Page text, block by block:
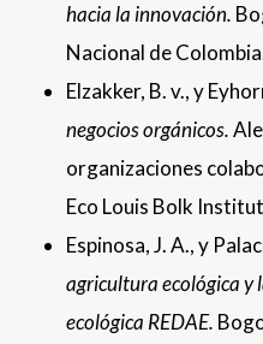
hacia la innovación.
Nacional de
Elzakker, B. v., y
negocios orgánicos.
organizaciones
Eco Louis Bolk
Espinosa, J. A., y
agricultura ecológica y
ecológica REDAE.